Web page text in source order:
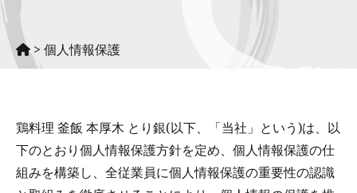
TOP
宴会メニュー
店舗のご案内
> 個人情報保護
鶏料理 釜飯 本厚木 とり銀(以下、「当社」という)は、以
下のとおり個人情報保護方針を定め、個人情報保護の仕
組みを構築し、全従業員に個人情報保護の重要性の認識